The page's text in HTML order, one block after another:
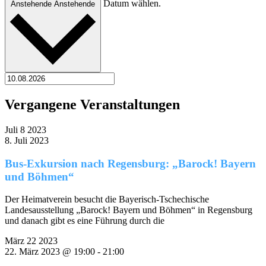
Anstehende Anstehende Datum wählen.
Vergangene Veranstaltungen
Juli 8 2023
8. Juli 2023
Bus-Exkursion nach Regensburg: „Barock! Bayern
und Böhmen“
Der Heimatverein besucht die Bayerisch-Tschechische
Landesausstellung „Barock! Bayern und Böhmen“ in Regensburg
und danach gibt es eine Führung durch die
März 22 2023
22. März 2023 @ 19:00 - 21:00